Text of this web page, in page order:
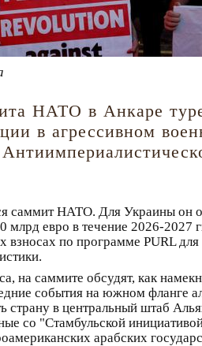
НАТО в Анкаре
в агрессивном
саммит НАТО. Для Украины он
млрд евро в течение 2026-
взносах по программе PURL
на саммите обсудят, как
события на южном фланге
в центральный штаб
со "Стамбульской
арабских